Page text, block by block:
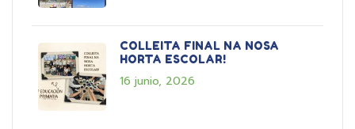
COLLEITA FINAL NA NOSA
HORTA ESCOLAR!
16 junio, 2026